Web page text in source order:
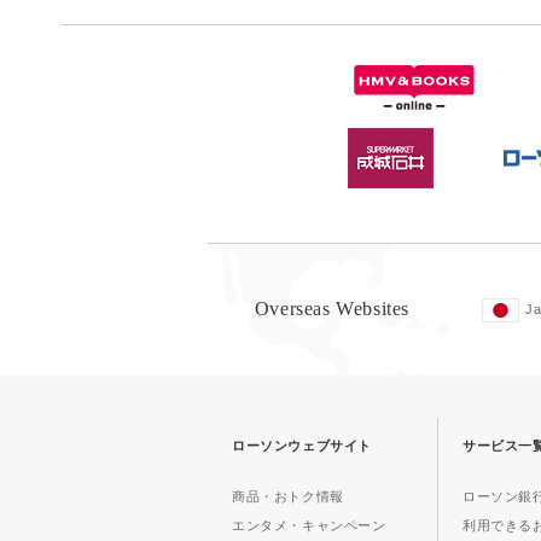
Overseas Websites
ローソンウェブサイト
商品・おトク情報
エンタメ・キャンペーン
サービス一
ローソン銀
利用できる